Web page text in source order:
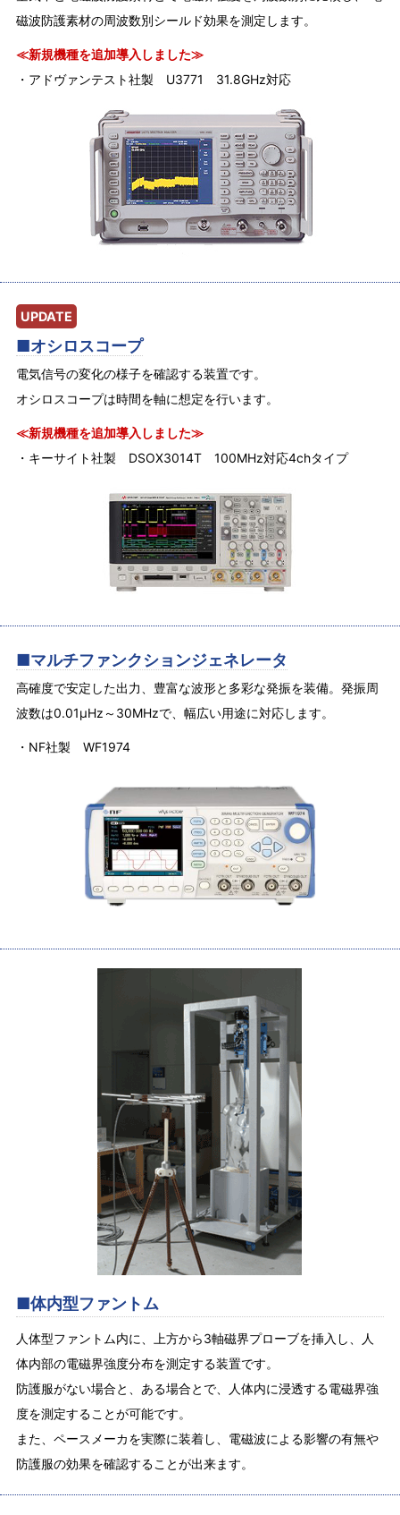
磁波防護素材の周波数別シールド効果を測定します。
≪新規機種を追加導入しました≫
・アドヴァンテスト社製 U3771 31.8GHz対応
UPDATE
■オシロスコープ
電気信号の変化の様子を確認する装置です。
オシロスコープは時間を軸に想定を行います。
≪新規機種を追加導入しました≫
・キーサイト社製 DSOX3014T 100MHz対応4chタイプ
■マルチファンクションジェネレータ
高確度で安定した出力、豊富な波形と多彩な発振を装備。発振周
波数は0.01μHz～30MHzで、幅広い用途に対応します。
・NF社製 WF1974
■体内型ファントム
人体型ファントム内に、上方から3軸磁界プローブを挿入し、人
体内部の電磁界強度分布を測定する装置です。
防護服がない場合と、ある場合とで、人体内に浸透する電磁界強
度を測定することが可能です。
また、ペースメーカを実際に装着し、電磁波による影響の有無や
防護服の効果を確認することが出来ます。